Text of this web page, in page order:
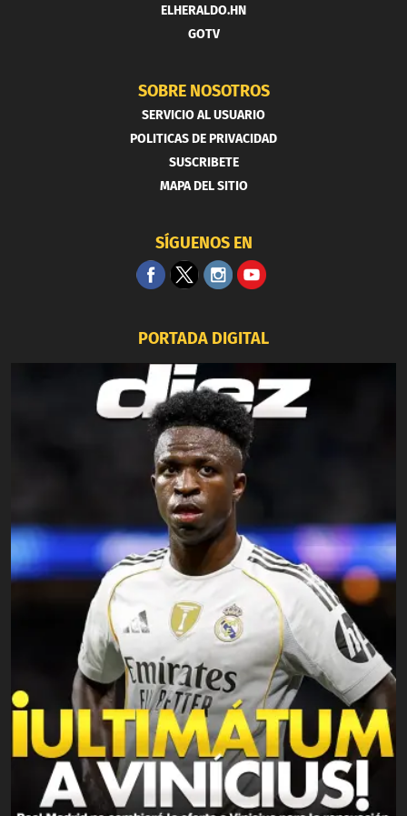
ELHERALDO.HN
GOTV
SOBRE NOSOTROS
SERVICIO AL USUARIO
POLITICAS DE PRIVACIDAD
SUSCRIBETE
MAPA DEL SITIO
SÍGUENOS EN
PORTADA DIGITAL